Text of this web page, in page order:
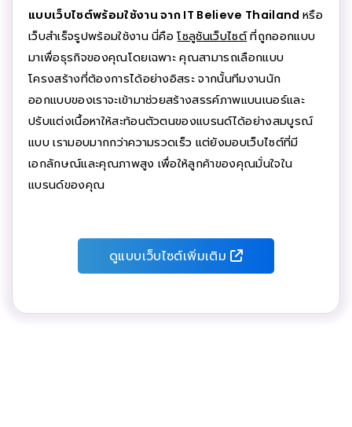
แบบเว็บไซต์พร้อมใช้งาน จาก IT Believe Thailand หรือ
เว็บสำเร็จรูปพร้อมใช้งาน นี่คือโซลูชันเว็บไซต์ที่ถูกออกแบบ
มาเพื่อธุรกิจของคุณโดยเฉพาะ คุณสามารถเลือกแบบ
โครงสร้างที่ต้องการได้อย่างอิสระ จากนั้นทีมงานนัก
ออกแบบของเราจะเข้ามาช่วยสร้างสรรค์ภาพแบนเนอร์และ
ปรับแต่งเนื้อหาให้สะท้อนตัวตนของแบรนด์ได้อย่างสมบูรณ์
แบบ เรามอบมากกว่าความรวดเร็ว แต่ยังมอบเว็บไซต์ที่มี
เอกลักษณ์และคุณภาพสูง เพื่อให้ลูกค้าของคุณมั่นใจใน
แบรนด์ของคุณ
ดูแบบเว็บไซต์เพิ่มเติม